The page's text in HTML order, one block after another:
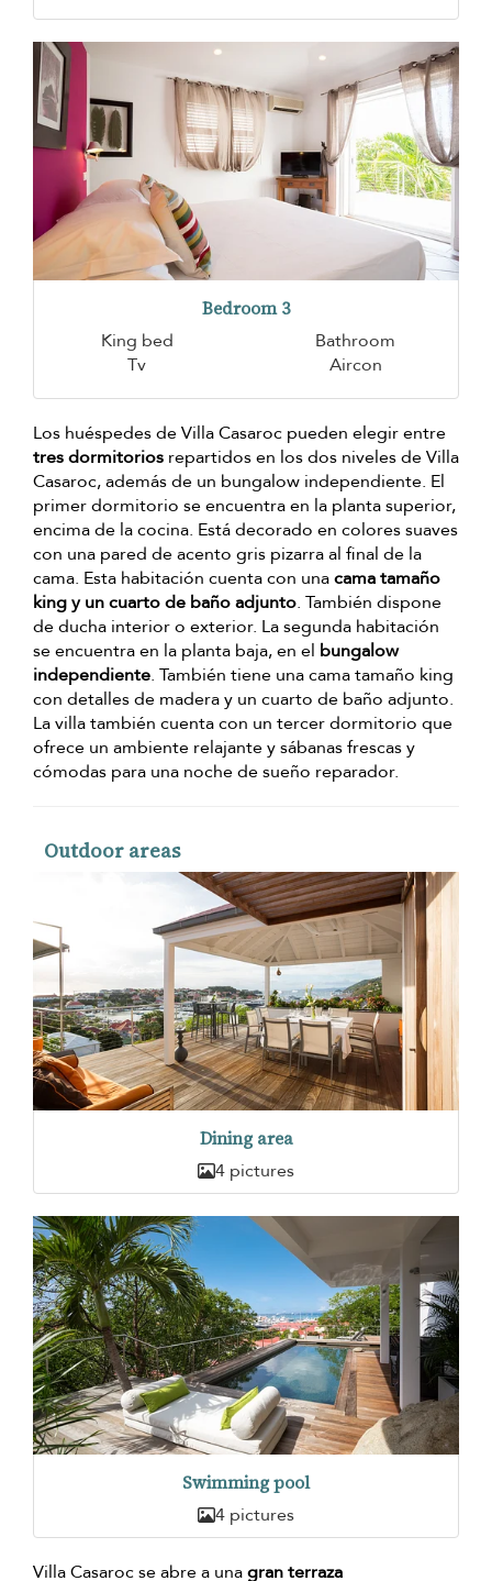
Bedroom 3
King bed
Bathroom
Tv
Aircon
Los huéspedes de Villa Casaroc pueden elegir entre
tres dormitorios repartidos en los dos niveles de Villa
Casaroc, además de un bungalow independiente. El
primer dormitorio se encuentra en la planta superior,
encima de la cocina. Está decorado en colores suaves
con una pared de acento gris pizarra al final de la
cama. Esta habitación cuenta con unacama tamaño
king y un cuarto de baño adjunto. También dispone
de ducha interior o exterior. La segunda habitación
se encuentra en la planta baja, en el bungalow
independiente. También tiene una cama tamaño king
con detalles de madera y un cuarto de baño adjunto.
La villa también cuenta con un tercer dormitorio que
ofrece un ambiente relajante y sábanas frescas y
cómodas para una noche de sueño reparador.
Outdoor areas
Dining area
4 pictures
Swimming pool
4 pictures
Villa Casaroc se abre a unagran terraza